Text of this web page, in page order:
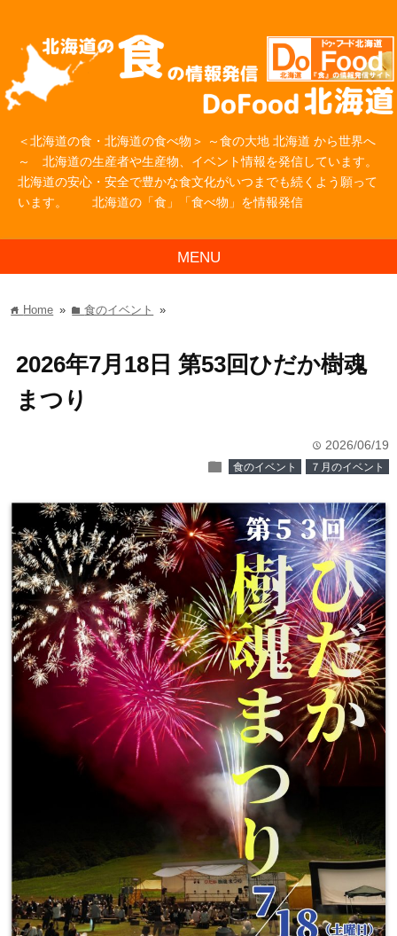
＜北海道の食・北海道の食べ物＞ ～食の大地 北海道 から世界へ
～ 北海道の生産者や生産物、イベント情報を発信しています。
北海道の安心・安全で豊かな食文化がいつまでも続くよう願って
います。 北海道の「食」「食べ物」を情報発信
MENU
home Home » folder食のイベント »
2026年7月18日 第53回ひだか樹魂
まつり
time 2026/06/19
folder 食のイベント ７月のイベント